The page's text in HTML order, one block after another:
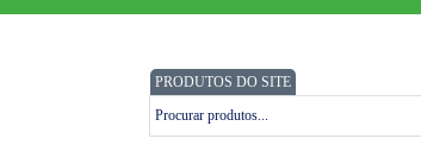
PRODUTOS DO SITE